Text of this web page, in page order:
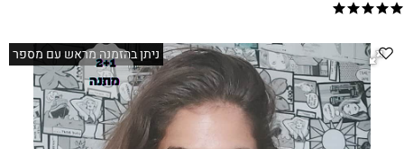
ניתן בהזמנה מראש עם מספר